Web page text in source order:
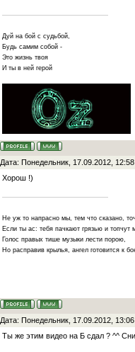
Дуй на бой с судьбой,
Будь самим собой -
Это жизнь твоя
И ты в ней герой
Дата: Понедельник, 17.09.2012,
Хорош !)
Не уж то напрасно мы, тем что сказано,
Если ты ас: тебя пачкают грязью и топчут
Голос правых тише музыки лести порою,
Но расправив крылья, ангел готовится к
Дата: Понедельник, 17.09.2012,
Ты же этим видео на Б сдал ? ^^